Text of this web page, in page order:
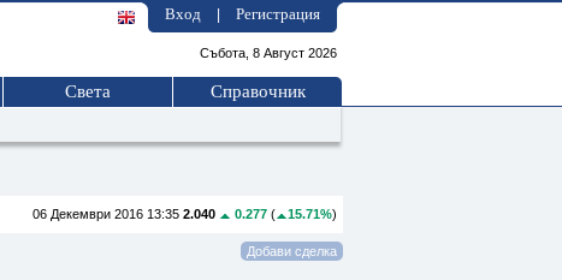
Вход Регистрация
Събота, 8 Август 2026
Света Справочник
06 Декември 2016 13:35 2.040 0.277 ( 15.71%)